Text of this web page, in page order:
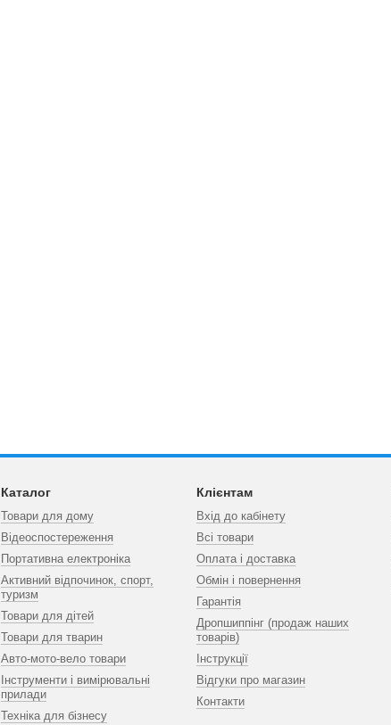
Каталог
Товари для дому
Відеоспостереження
Портативна електроніка
Активний відпочинок, спорт,
туризм
Товари для дітей
Товари для тварин
Авто-мото-вело товари
Інструменти і вимірювальні
прилади
Техніка для бізнесу
Клієнтам
Вхід до кабінету
Всі товари
Оплата і доставка
Обмін і повернення
Гарантія
Дропшиппінг (продаж наших
товарів)
Інструкції
Відгуки про магазин
Контакти